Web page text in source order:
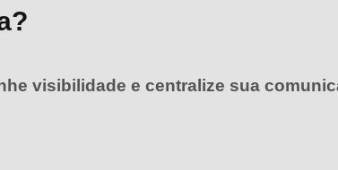
visibilidade e centralize sua